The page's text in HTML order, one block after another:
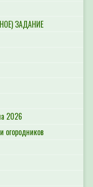
ЗАДАНИЕ
2026
огородников